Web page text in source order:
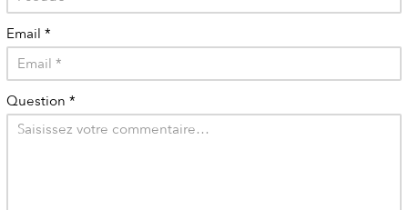
Email *
Question *